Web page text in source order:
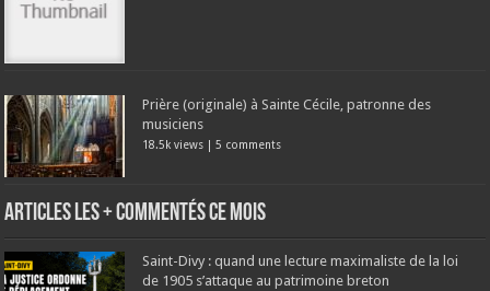
Prière (originale) à Sainte Cécile, patronne des
musiciens
18.5k views |5 comments
Articles les + commentés ce mois
Saint-Divy : quand une lecture maximaliste de la loi
de 1905 s’attaque au patrimoine breton